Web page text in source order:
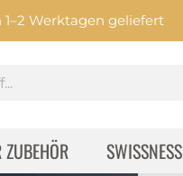
1–2 Werktagen geliefert
ZUBEHÖR SWISSNESS